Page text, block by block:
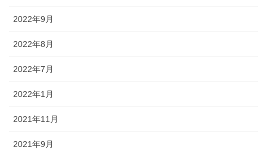
2022年9月
2022年8月
2022年7月
2022年1月
2021年11月
2021年9月